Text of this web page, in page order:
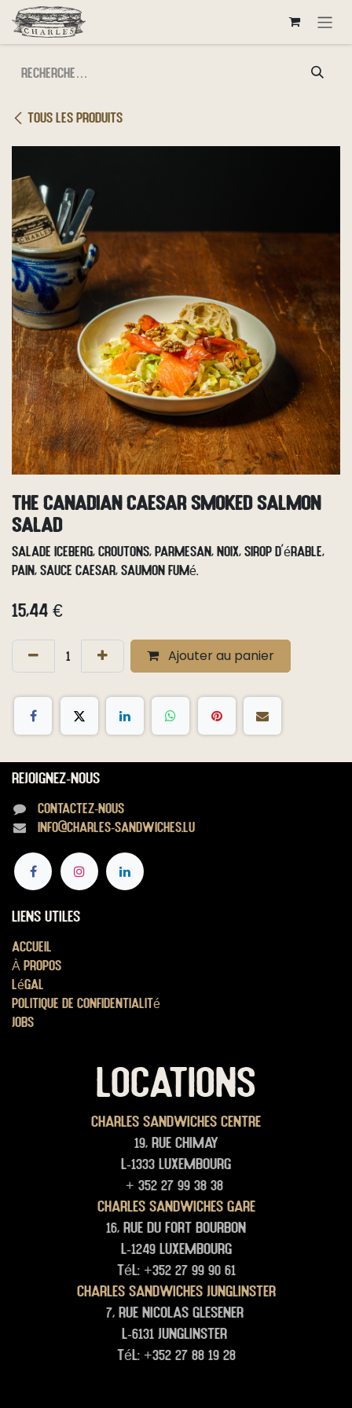
Se rendre au contenu
Tous les produits
The Canadian Caesar Smoked Salmon
Salad
Salade iceberg, croutons, parmesan, noix, sirop d'érable,
pain, sauce Caesar, saumon fumé.
15,44 €
Ajouter au panier
Rejoignez-nous
Contactez-nous
info@charles-sandwiches.lu
Liens utiles
Accueil
À propos
Légal
Politique de confidentialité
Jobs
LOCATIONS
Charles Sandwiches Centre
19, rue Chimay
L-1333 Luxembourg
+ 352 27 99 38 38
Charles Sandwiches Gare
16, rue du Fort Bourbon
L-1249 Luxembourg
Tél: +352 27 99 90 61
Charles Sandwiches junglinster
7, rue Nicolas glesener
L-6131 junglinster
Tél: +352 27 88 19 28